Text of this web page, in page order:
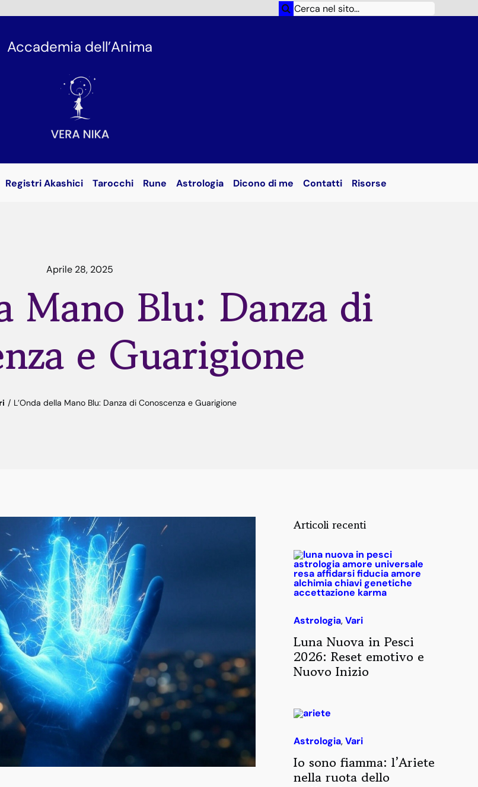
Cerca
Accademia dell’Anima
Registri Akashici Tarocchi Rune Astrologia Dicono di me Contatti Risorse
Aprile 28, 2025
Mano Blu: Danza di
e Guarigione
/ L’Onda della Mano Blu: Danza di Conoscenza e Guarigione
Articoli recenti
Astrologia,Vari
Luna Nuova in Pesci
2026: Reset emotivo e
Nuovo Inizio
Astrologia,Vari
Io sono fiamma: l’Ariete
nella ruota dello